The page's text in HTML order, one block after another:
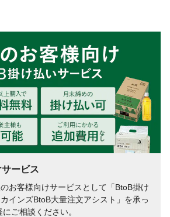
ービス
お客様向けサービスとして「BtoB掛け
インズBtoB大量注文アシスト」を承っ
ご相談ください。